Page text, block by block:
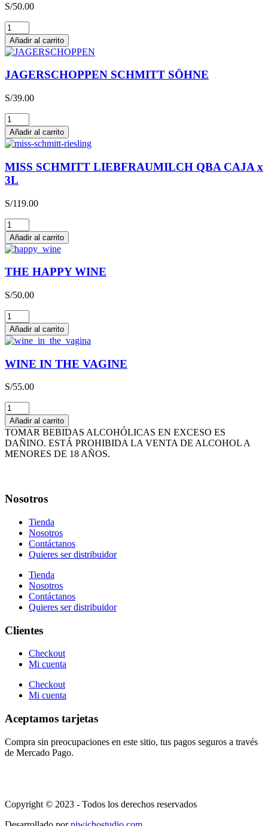
S/50.00
Glühwein
cantidad
Añadir al carrito
JAGERSCHOPPEN SCHMITT SÖHNE
S/39.00
JAGERSCHOPPEN
SCHMITT
SÖHNE
cantidad
Añadir al carrito
MISS SCHMITT LIEBFRAUMILCH QBA CAJA x
3L
S/119.00
MISS
SCHMITT
LIEBFRAUMILCH
QBA
CAJA
x
cantidad
Añadir al carrito
THE HAPPY WINE
S/50.00
THE
HAPPY
WINE
cantidad
Añadir al carrito
WINE IN THE VAGINE
S/55.00
WINE
IN
THE
VAGINE
cantidad
Añadir al carrito
TOMAR BEBIDAS ALCOHÓLICAS EN EXCESO ES
DAÑINO. ESTÁ PROHIBIDA LA VENTA DE ALCOHOL A
MENORES DE 18 AÑOS.
Nosotros
Tienda
Nosotros
Contáctanos
Quieres ser distribuidor
Tienda
Nosotros
Contáctanos
Quieres ser distribuidor
Clientes
Checkout
Mi cuenta
Checkout
Mi cuenta
Aceptamos tarjetas
Compra sin preocupaciones en este sitio, tus pagos seguros a través
de Mercado Pago.
Copyright © 2023 - Todos los derechos reservados